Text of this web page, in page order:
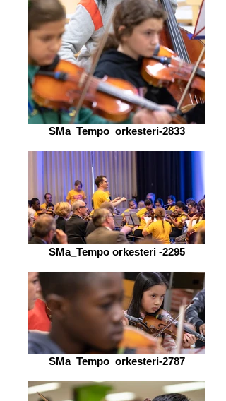
SMa_Tempo_orkesteri-2833
SMa_Tempo orkesteri -2295
SMa_Tempo_orkesteri-2787